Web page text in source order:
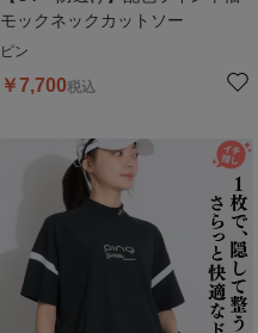
モックネックカットソー
ピン
￥7,700税込